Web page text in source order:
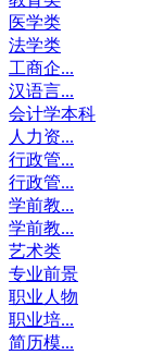
医学类
法学类
工商企...
汉语言...
会计学本科
人力资...
行政管...
行政管...
学前教...
学前教...
艺术类
专业前景
职业人物
职业培...
简历模...